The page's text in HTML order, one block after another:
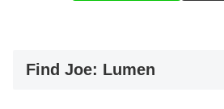
Find Joe: Lumen